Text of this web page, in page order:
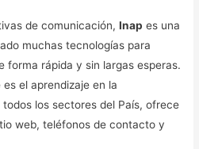
de comunicación,Inap es una
muchas tecnologías para
forma rápida y sin largas esperas.
el aprendizaje en la
los sectores del País, ofrece
web, teléfonos de contacto y